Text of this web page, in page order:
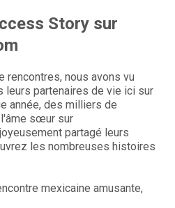
Story sur
rencontres, nous avons vu
leurs partenaires de vie ici sur
année, des milliers de
sœur sur
partagé leurs
les nombreuses histoires
mexicaine amusante,